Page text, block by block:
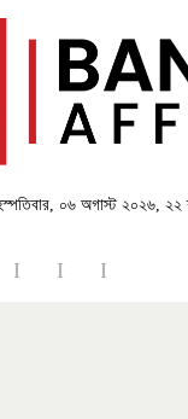
০৬ অগাস্ট ২০২৬, ২২